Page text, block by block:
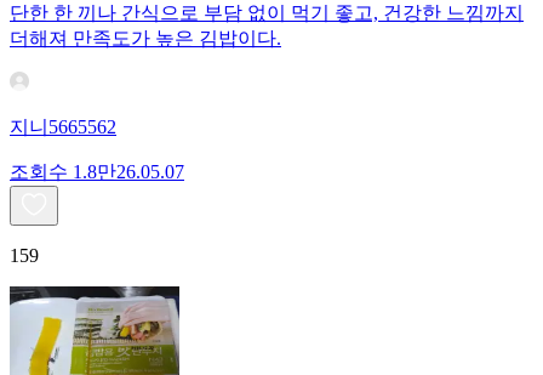
단한 한 끼나 간식으로 부담 없이 먹기 좋고, 건강한 느낌까지
더해져 만족도가 높은 김밥이다.
지니5665562
조회수 1.8만26.05.07
159